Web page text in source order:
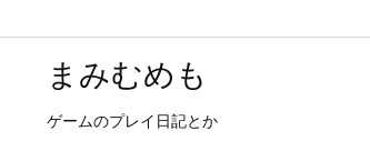
まみむめも
ゲームのプレイ日記とか